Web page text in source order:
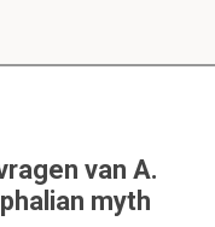
van A.
myth